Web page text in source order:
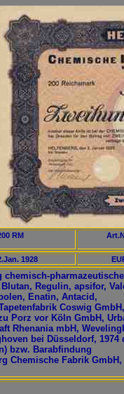
RM
1928
chemisch-
Regulin, apsifor,
Enatin, Antacid,
Coswig GmbH,
Porz vor Köln GmbH,
Rhenania mbH,
bei Düsseldorf, 1974
bzw. Barabfindung
Chemische Fabrik GmbH,